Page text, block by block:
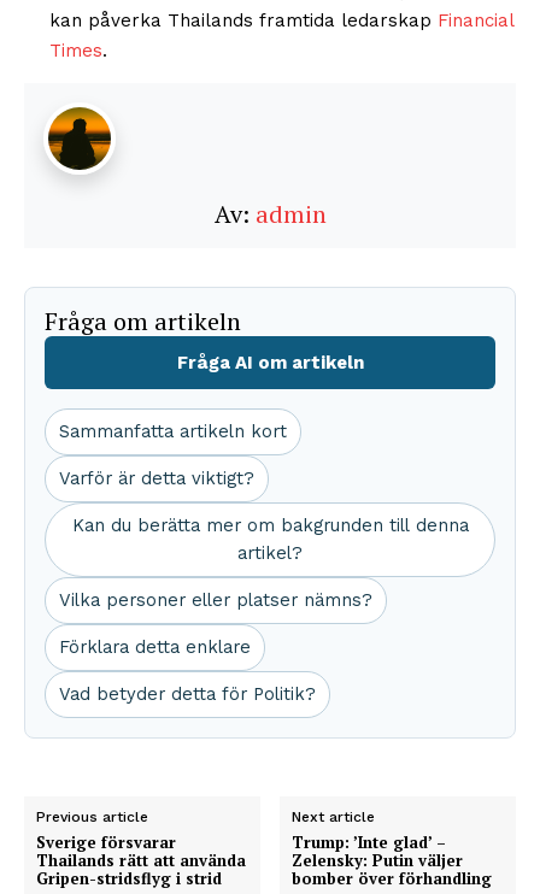
kan påverka Thailands framtida ledarskap Financial
Times.
Av: admin
Fråga om artikeln
Fråga AI om artikeln
Sammanfatta artikeln kort
Varför är detta viktigt?
Kan du berätta mer om bakgrunden till denna
artikel?
Vilka personer eller platser nämns?
Förklara detta enklare
Vad betyder detta för Politik?
Previous article
Sverige försvarar
Thailands rätt att använda
Gripen-stridsflyg i strid
Next article
Trump: ’Inte glad’ –
Zelensky: Putin väljer
bomber över förhandling